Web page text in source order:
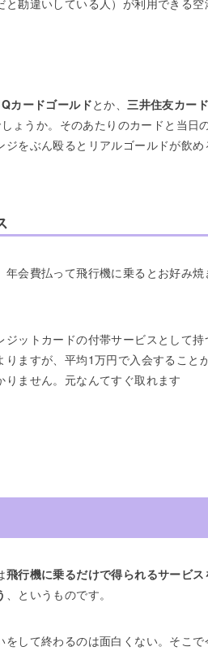
カードゴールドとか、 三井住友カー
ょうか。そのあたりのカードと当日
ジをぶん殴るとリアルゴールドが飲め
年会費払って飛行機に乗るとお好み焼
ジットカードの付帯サービスとして持
りますが、平均1万円で入会すること
りません。元なんてすぐ取れます
飛行機に乗るだけで得られるサービス
、というものです。
をして終わるのは面白くない。そこで